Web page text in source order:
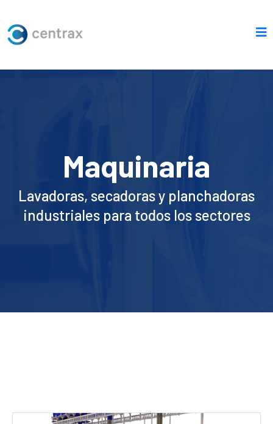
Maquinaria
Lavadoras, secadoras y planchadoras
industriales para todos los sectores